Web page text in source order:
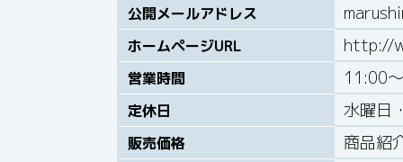
公開メールアドレス
ホームページURL http://
営業時間 11:00
定休日 水曜日
販売価格 商品紹